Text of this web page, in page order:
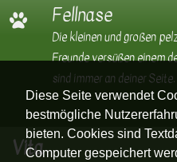
Diese Seite verwendet
bestmögliche
bieten. Cookies sind
Computer gespeichert
Fellnase
Die kleinen und großen
Freunde versüßen einem
sind immer an deiner Seite.
Vita